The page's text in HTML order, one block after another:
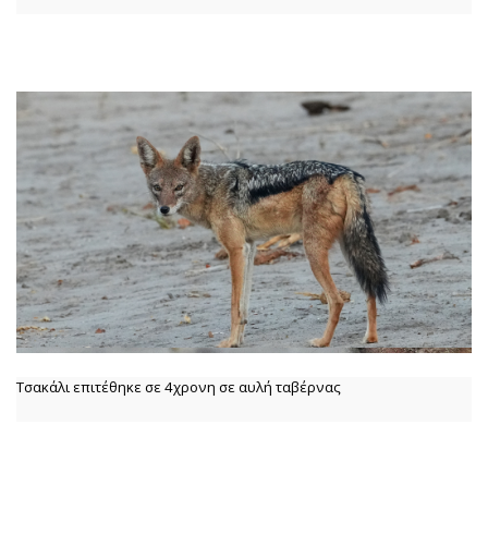
Τσακάλι επιτέθηκε σε 4χρονη σε αυλή ταβέρνας